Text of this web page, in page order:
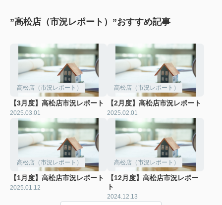
”高松店（市況レポート）”おすすめ記事
高松店（市況レポート）
【3月度】高松店市況レポート
2025.03.01
高松店（市況レポート）
【2月度】高松店市況レポート
2025.02.01
高松店（市況レポート）
【1月度】高松店市況レポート
2025.01.12
高松店（市況レポート）
【12月度】高松店市況レポー
ト
2024.12.13